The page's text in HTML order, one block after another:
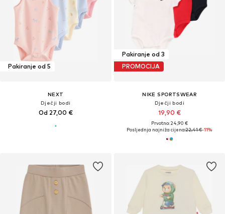
Pakiranje od 5
NEXT
Dječji bodi
Od 27,00 €
Pakiranje od 3
PROMOCIJA
NIKE SPORTSWEAR
Dječji bodi
19,90 €
Prvotno: 24,90 €
Posljednja najniža cijena:22,41 €-11%